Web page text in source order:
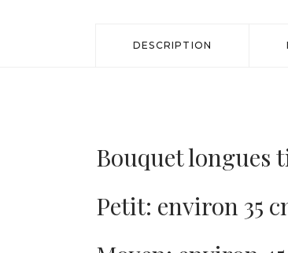
DESCRIPTION
Bouquet longues
Petit: environ 35